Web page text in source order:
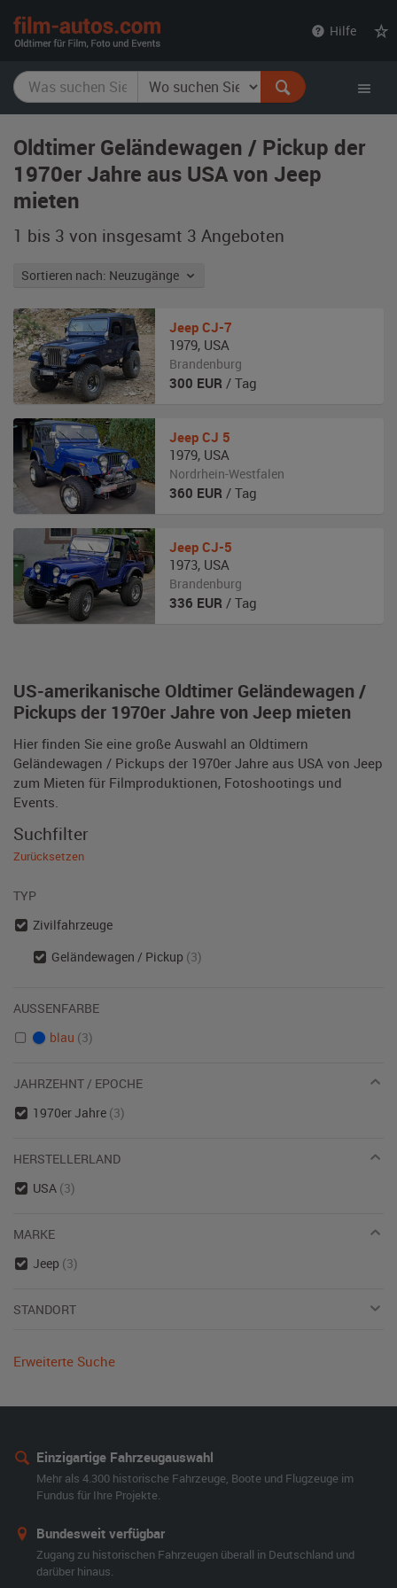
Hilfe
Oldtimer Geländewagen / Pickup der
1970er Jahre aus USA von Jeep
mieten
1 bis 3 von insgesamt 3 Angeboten
Sortieren nach: Neuzugänge
US-amerikanische Oldtimer Geländewagen /
Pickups der 1970er Jahre von Jeep mieten
Hier finden Sie eine große Auswahl an Oldtimern
Geländewagen / Pickups der 1970er Jahre aus USA von Jeep
zum Mieten für Filmproduktionen, Fotoshootings und
Events.
Jeep CJ-7
1979, USA
Brandenburg
300 EUR / Tag
Jeep CJ 5
1979, USA
Nordrhein-Westfalen
360 EUR / Tag
Jeep CJ-5
1973, USA
Brandenburg
336 EUR / Tag
Suchfilter
Zurücksetzen
TYP
Zivilfahrzeuge
Geländewagen / Pickup (3)
AUSSENFARBE
blau (3)
JAHRZEHNT / EPOCHE
1970er Jahre (3)
HERSTELLERLAND
USA (3)
MARKE
Jeep (3)
STANDORT
Erweiterte Suche
Einzigartige Fahrzeugauswahl
Mehr als 4.300 historische Fahrzeuge, Boote und Flugzeuge im
Fundus für Ihre Projekte.
Bundesweit verfügbar
Zugang zu historischen Fahrzeugen überall in Deutschland und
darüber hinaus.